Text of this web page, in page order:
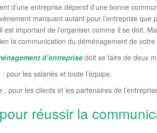
d’une entreprise dépend d’une bonne
marquant autant pour l’entreprise
est important de l’organiser comme il se doit.
la communication du déménagement de
d’entreprise doit se faire de deux
pour les salariés et toute l’équipe.
pour les clients et les partenaires de
réussir la